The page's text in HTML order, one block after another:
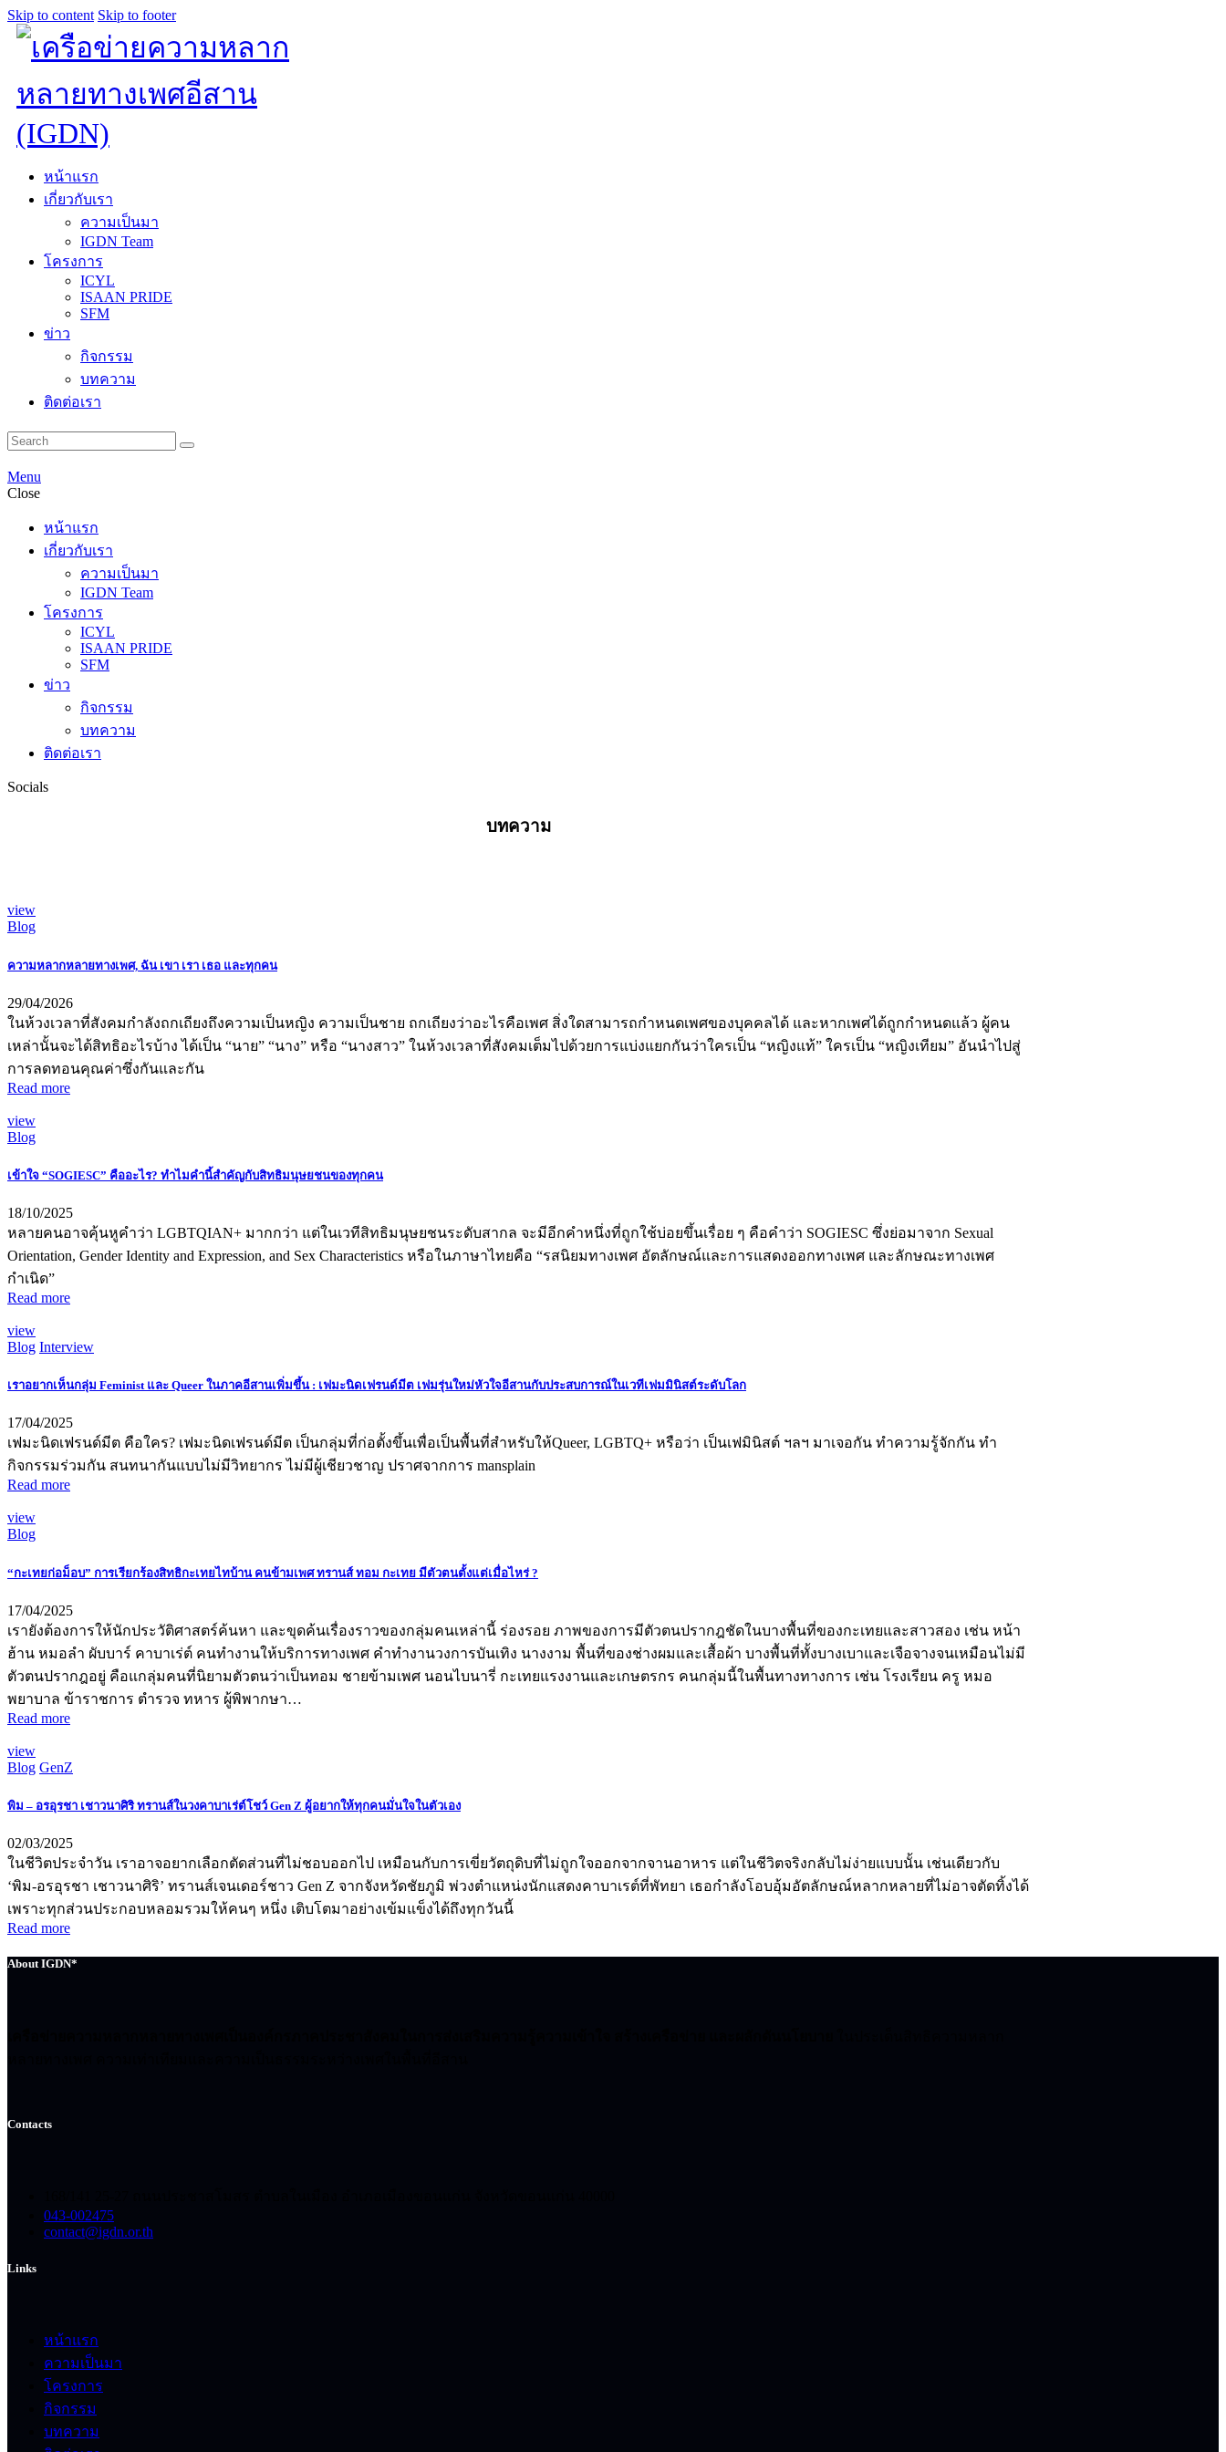
Skip to content Skip to footer
หน้าแรก
เกี่ยวกับเรา
ความเป็นมา
IGDN Team
โครงการ
ICYL
ISAAN PRIDE
SFM
ข่าว
กิจกรรม
บทความ
ติดต่อเรา
Menu
Close
หน้าแรก
เกี่ยวกับเรา
ความเป็นมา
IGDN Team
โครงการ
ICYL
ISAAN PRIDE
SFM
ข่าว
กิจกรรม
บทความ
ติดต่อเรา
Socials
บทความ
view
Blog
ความหลากหลายทางเพศ, ฉัน เขา เรา เธอ และทุกคน
29/04/2026
ในห้วงเวลาที่สังคมกำลังถกเถียงถึงความเป็นหญิง ความเป็นชาย ถกเถียงว่าอะไรคือเพศ สิ่งใดสามารถกำหนดเพศของบุคคลได้ และหากเพศได้ถูกกำหนดแล้ว ผู้คน
เหล่านั้นจะได้สิทธิอะไรบ้าง ได้เป็น “นาย” “นาง” หรือ “นางสาว” ในห้วงเวลาที่สังคมเต็มไปด้วยการแบ่งแยกกันว่าใครเป็น “หญิงแท้” ใครเป็น “หญิงเทียม” อันนำไปสู่
การลดทอนคุณค่าซึ่งกันและกัน
Read more
view
Blog
เข้าใจ “SOGIESC” คืออะไร? ทำไมคำนี้สำคัญกับสิทธิมนุษยชนของทุกคน
18/10/2025
หลายคนอาจคุ้นหูคำว่า LGBTQIAN+ มากกว่า แต่ในเวทีสิทธิมนุษยชนระดับสากล จะมีอีกคำหนึ่งที่ถูกใช้บ่อยขึ้นเรื่อย ๆ คือคำว่า SOGIESC ซึ่งย่อมาจาก Sexual
Orientation, Gender Identity and Expression, and Sex Characteristics หรือในภาษาไทยคือ “รสนิยมทางเพศ อัตลักษณ์และการแสดงออกทางเพศ และลักษณะทางเพศ
กำเนิด”
Read more
view
Blog Interview
เราอยากเห็นกลุ่ม Feminist และ Queer ในภาคอีสานเพิ่มขึ้น : เฟมะนิดเฟรนด์มีต เฟมรุ่นใหม่หัวใจอีสานกับประสบการณ์ในเวทีเฟมมินิสต์ระดับโลก
17/04/2025
เฟมะนิดเฟรนด์มีต คือใคร? เฟมะนิดเฟรนด์มีต เป็นกลุ่มที่ก่อตั้งขึ้นเพื่อเป็นพื้นที่สำหรับให้Queer, LGBTQ+ หรือว่า เป็นเฟมินิสต์ ฯลฯ มาเจอกัน ทำความรู้จักกัน ทำ
กิจกรรมร่วมกัน สนทนากันแบบไม่มีวิทยากร ไม่มีผู้เชียวชาญ ปราศจากการ mansplain
Read more
view
Blog
“กะเทยก่อม็อบ” การเรียกร้องสิทธิกะเทยไทบ้าน คนข้ามเพศ ทรานส์ ทอม กะเทย มีตัวตนตั้งแต่เมื่อไหร่ ?
17/04/2025
เรายังต้องการให้นักประวัติศาสตร์ค้นหา และขุดค้นเรื่องราวของกลุ่มคนเหล่านี้ ร่องรอย ภาพของการมีตัวตนปรากฎชัดในบางพื้นที่ของกะเทยและสาวสอง เช่น หน้า
ฮ้าน หมอลำ ผับบาร์ คาบาเร่ต์ คนทำงานให้บริการทางเพศ คำทำงานวงการบันเทิง นางงาม พื้นที่ของช่างผมและเสื้อผ้า บางพื้นที่ทั้งบางเบาและเจือจางจนเหมือนไม่มี
ตัวตนปรากฎอยู่ คือแกลุ่มคนที่นิยามตัวตนว่าเป็นทอม ชายข้ามเพศ นอนไบนารี่ กะเทยแรงงานและเกษตรกร คนกลุ่มนี้ในพื้นทางทางการ เช่น โรงเรียน ครู หมอ
พยาบาล ข้าราชการ ตำรวจ ทหาร ผู้พิพากษา…
Read more
view
Blog GenZ
พิม – อรอุรชา เชาวนาศิริ ทรานส์ในวงคาบาเร่ต์โชว์ Gen Z ผู้อยากให้ทุกคนมั่นใจในตัวเอง
02/03/2025
ในชีวิตประจำวัน เราอาจอยากเลือกตัดส่วนที่ไม่ชอบออกไป เหมือนกับการเขี่ยวัตถุดิบที่ไม่ถูกใจออกจากจานอาหาร แต่ในชีวิตจริงกลับไม่ง่ายแบบนั้น เช่นเดียวกับ
‘พิม-อรอุรชา เชาวนาศิริ’ ทรานส์เจนเดอร์ชาว Gen Z จากจังหวัดชัยภูมิ พ่วงตำแหน่งนักแสดงคาบาเรต์ที่พัทยา เธอกำลังโอบอุ้มอัตลักษณ์หลากหลายที่ไม่อาจตัดทิ้งได้
เพราะทุกส่วนประกอบหลอมรวมให้คนๆ หนึ่ง เติบโตมาอย่างเข้มแข็งได้ถึงทุกวันนี้
Read more
About IGDN*
Contacts
043-002475
contact@igdn.or.th
Links
หน้าแรก
ความเป็นมา
โครงการ
กิจกรรม
บทความ